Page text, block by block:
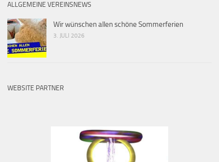
ALLGEMEINE VEREINSNEWS
Wir wünschen allen schöne Sommerferien
3. JULI 2026
WEBSITE PARTNER